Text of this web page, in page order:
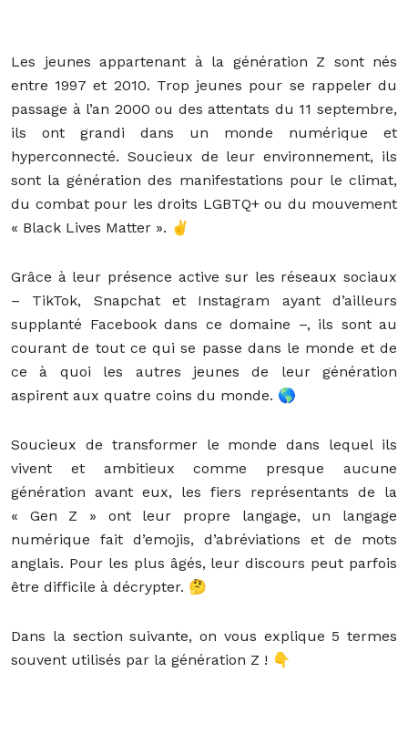
Les jeunes appartenant à la génération Z sont nés
entre 1997 et 2010. Trop jeunes pour se rappeler du
passage à l’an 2000 ou des attentats du 11 septembre,
ils ont grandi dans un monde numérique et
hyperconnecté. Soucieux de leur environnement, ils
sont la génération des manifestations pour le climat,
du combat pour les droits LGBTQ+ ou du mouvement
« Black Lives Matter ». ✌️
Grâce à leur présence active sur les réseaux sociaux
– TikTok, Snapchat et Instagram ayant d’ailleurs
supplanté Facebook dans ce domaine –, ils sont au
courant de tout ce qui se passe dans le monde et de
ce à quoi les autres jeunes de leur génération
aspirent aux quatre coins du monde. 🌎
Soucieux de transformer le monde dans lequel ils
vivent et ambitieux comme presque aucune
génération avant eux, les fiers représentants de la
« Gen Z » ont leur propre langage, un langage
numérique fait d’emojis, d’abréviations et de mots
anglais. Pour les plus âgés, leur discours peut parfois
être difficile à décrypter. 🤔
Dans la section suivante, on vous explique 5 termes
souvent utilisés par la génération Z ! 👇